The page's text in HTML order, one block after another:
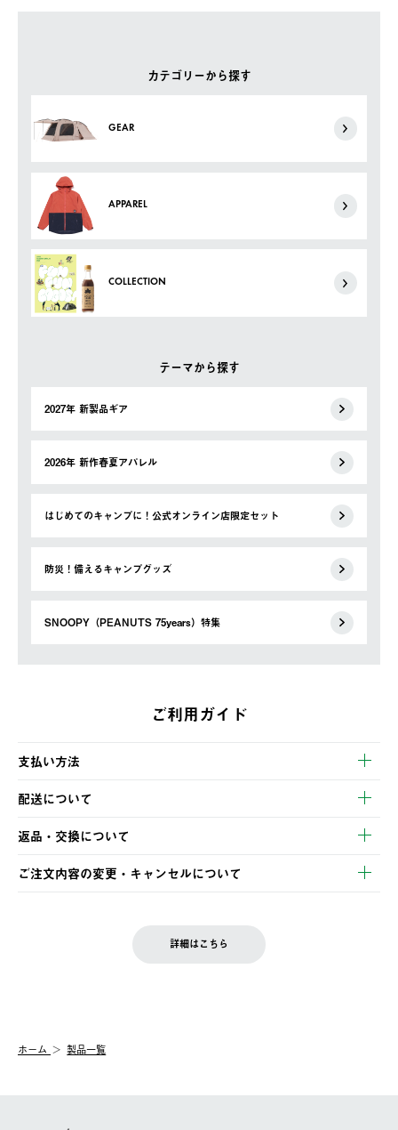
カテゴリーから探す
GEAR
APPAREL
COLLECTION
テーマから探す
2027年 新製品ギア
2026年 新作春夏アパレル
はじめてのキャンプに！公式オンライン店限定セット
防災！備えるキャンプグッズ
SNOOPY（PEANUTS 75years）特集
ご利用ガイド
支払い方法
以下のいずれかの方法でお支払いいただけます。
・クレジットカード決済
・コンビニ決済
・Pay-easy決済
配送について
【発送スケジュール】
ご注文・ご入金完了より2営業日以内に商品を発送いたします。
土日祝の発送はございませんので、木曜日以降のご注文は週明け
の発送となる場合がございます。
【配送業者】
佐川急便にて配送されます。
返品・交換について
※お客様都合の場合
お客様都合の返品にかかる送料は、お客様ご負担とさせていただ
一度お手元の商品を返品いただき、ご希望商品を再注文してくだ
ご注文内容の変更・キャンセルについて
LOGOS FAMILY会員の方は、会員マイページ内 購入履歴画面に
詳細はこちら
ホーム 製品一覧